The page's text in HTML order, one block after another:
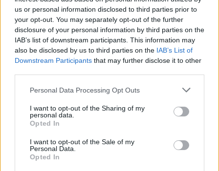
us or personal information disclosed to third parties prior to
your opt-out. You may separately opt-out of the further
disclosure of your personal information by third parties on the
IAB’s list of downstream participants. This information may
also be disclosed by us to third parties on the IAB’s List of
Downstream Participants that may further disclose it to other
Personal Data Processing Opt Outs
I want to opt-out of the Sharing of my
personal data.
Opted In
I want to opt-out of the Sale of my
Personal Data.
Opted In
με το πανάρισμα και ανακατεύουμε ώστε να
καλυφθεί όλη η επιφάνεια από τις λωρίδες του
κοτόπουλου.
Απλώνουμε το κοτόπουλο σε ταψιά με
Σε ένα μπολ βάζουμε το γιαούρτι, το κάρι, τη
ομογενοποιηθούν τα υλικά.